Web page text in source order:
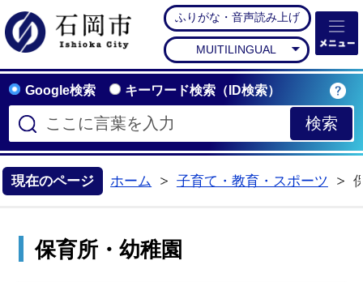
石岡市公式ホームペー
ふりがな・音声読み上げ
MUITILINGUAL
Google検索 キーワード検索（ID検索）
現在のページ ホーム
子育て・教育・スポーツ
保育所・幼稚園